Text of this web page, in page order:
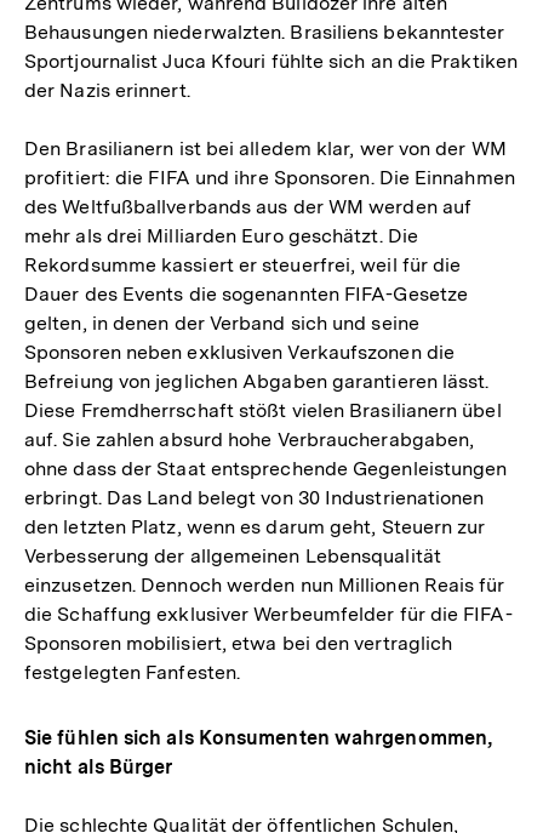
Behausungen niederwalzten. Brasiliens bekanntester
Sportjournalist Juca Kfouri fühlte sich an die Praktiken
der Nazis erinnert.
Den Brasilianern ist bei alledem klar, wer von der WM
profitiert: die FIFA und ihre Sponsoren. Die Einnahmen
des Weltfußballverbands aus der WM werden auf
mehr als drei Milliarden Euro geschätzt. Die
Rekordsumme kassiert er steuerfrei, weil für die
Dauer des Events die sogenannten FIFA-Gesetze
gelten, in denen der Verband sich und seine
Sponsoren neben exklusiven Verkaufszonen die
Befreiung von jeglichen Abgaben garantieren lässt.
Diese Fremdherrschaft stößt vielen Brasilianern übel
auf. Sie zahlen absurd hohe Verbraucherabgaben,
ohne dass der Staat entsprechende Gegenleistungen
erbringt. Das Land belegt von 30 Industrienationen
den letzten Platz, wenn es darum geht, Steuern zur
Verbesserung der allgemeinen Lebensqualität
einzusetzen. Dennoch werden nun Millionen Reais für
die Schaffung exklusiver Werbeumfelder für die FIFA-
Sponsoren mobilisiert, etwa bei den vertraglich
festgelegten Fanfesten.
Sie fühlen sich als Konsumenten wahrgenommen,
nicht als Bürger
Die schlechte Qualität der öffentlichen Schulen,